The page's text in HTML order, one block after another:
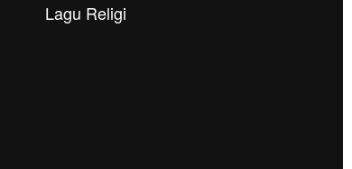
Lagu Religi